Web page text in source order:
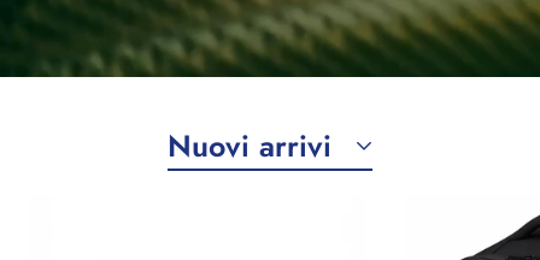
Nuovi arrivi